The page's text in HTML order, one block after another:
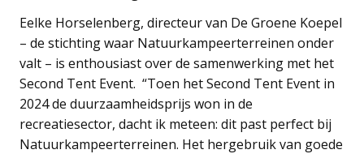
Eelke Horselenberg, directeur van De Groene Koepel
– de stichting waar Natuurkampeerterreinen onder
valt – is enthousiast over de samenwerking met het
Second Tent Event. “Toen het Second Tent Event in
2024 de duurzaamheidsprijs won in de
recreatiesector, dacht ik meteen: dit past perfect bij
Natuurkampeerterreinen. Het hergebruik van goede